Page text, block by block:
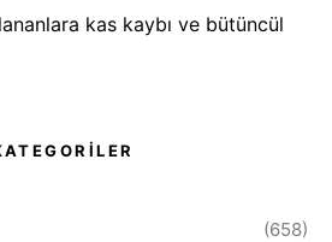
kas kaybı ve bütüncül
(658)